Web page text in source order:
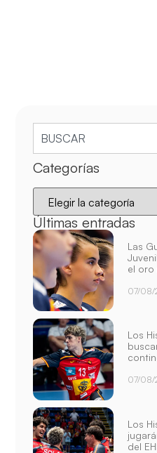
Categorías
Últimas entradas
Las
el oro
07/08/
Los
07/08/
Los
del